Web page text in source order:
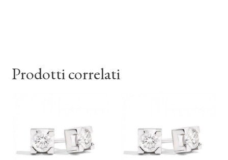
Prodotti correlati